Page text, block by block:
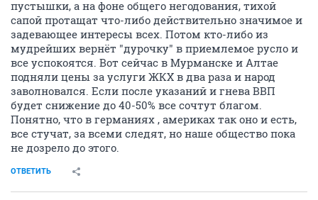
пустышки, а на фоне общего негодования, тихой
сапой протащат что-либо действительно значимое и
задевающее интересы всех. Потом кто-либо из
мудрейших вернёт "дурочку" в приемлемое русло и
все успокоятся. Вот сейчас в Мурманске и Алтае
подняли цены за услуги ЖКХ в два раза и народ
заволновался. Если после указаний и гнева ВВП
будет снижение до 40-50% все сочтут благом.
Понятно, что в германиях , америках так оно и есть,
все стучат, за всеми следят, но наше общество пока
не дозрело до этого.
ОТВЕТИТЬ